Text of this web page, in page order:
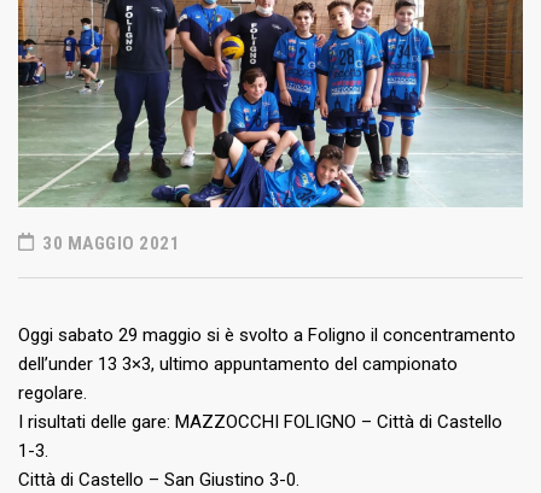
30 MAGGIO 2021
Oggi sabato 29 maggio si è svolto a Foligno il concentramento
dell’under 13 3×3, ultimo appuntamento del campionato
regolare.
I risultati delle gare: MAZZOCCHI FOLIGNO – Città di Castello
1-3.
Città di Castello – San Giustino 3-0.